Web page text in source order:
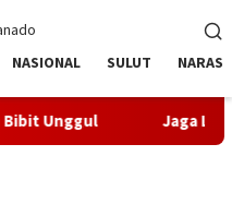
NASIONAL SULUT NARASI
Jaga Listrik Andal